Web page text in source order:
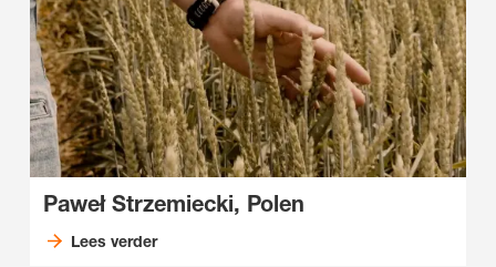
Paweł Strzemiecki, Polen
Lees verder